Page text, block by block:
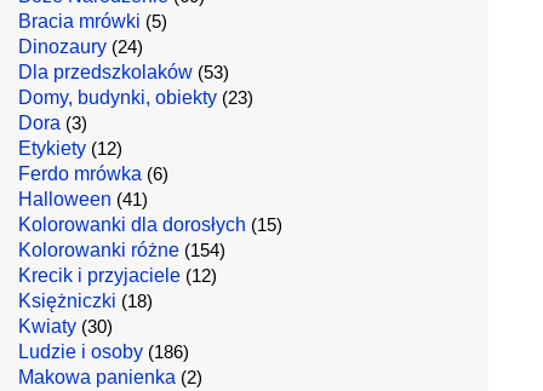
Bracia mrówki (5)
Dinozaury (24)
Dla przedszkolaków (53)
Domy, budynki, obiekty (23)
Dora (3)
Etykiety (12)
Ferdo mrówka (6)
Halloween (41)
Kolorowanki dla dorosłych (15)
Kolorowanki różne (154)
Krecik i przyjaciele (12)
Księżniczki (18)
Kwiaty (30)
Ludzie i osoby (186)
Makowa panienka (2)